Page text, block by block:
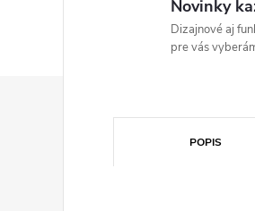
Novinky
Dizajnové aj
pre vás
POPIS